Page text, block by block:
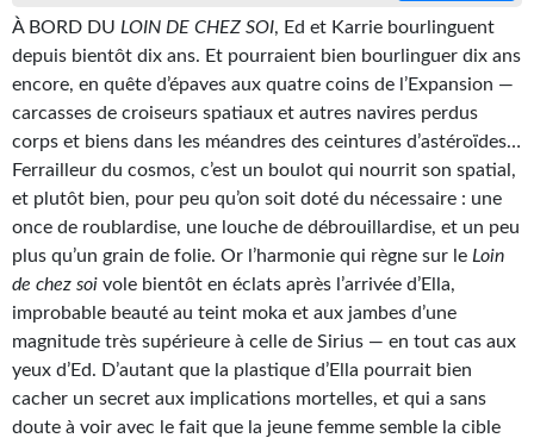
Livres audio
Gratuit
Sans DRM
BIFROST
Tous les numéros
En numérique
S'abonner
Les critiques
Le blog
À BORD DU LOIN DE CHEZ SOI, Ed et Karrie bourlinguent
depuis bientôt dix ans. Et pourraient bien bourlinguer dix ans
encore, en quête d’épaves aux quatre coins de l’Expansion —
carcasses de croiseurs spatiaux et autres navires perdus
corps et biens dans les méandres des ceintures d’astéroïdes…
Ferrailleur du cosmos, c’est un boulot qui nourrit son spatial,
et plutôt bien, pour peu qu’on soit doté du nécessaire : une
once de roublardise, une louche de débrouillardise, et un peu
plus qu’un grain de folie. Or l’harmonie qui règne sur le Loin
de chez soi vole bientôt en éclats après l’arrivée d’Ella,
improbable beauté au teint moka et aux jambes d’une
magnitude très supérieure à celle de Sirius — en tout cas aux
yeux d’Ed. D’autant que la plastique d’Ella pourrait bien
cacher un secret aux implications mortelles, et qui a sans
doute à voir avec le fait que la jeune femme semble la cible